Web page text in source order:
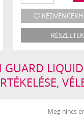
RÉSZLETEK
GUARD
Még nincs